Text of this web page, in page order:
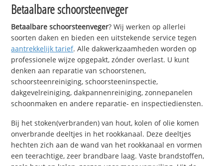
Betaalbare schoorsteenveger
Betaalbare schoorsteenveger? Wij werken op allerlei
soorten daken en bieden een uitstekende service tegen
aantrekkelijk tarief. Alle dakwerkzaamheden worden op
professionele wijze opgepakt, zónder overlast. U kunt
denken aan reparatie van schoorstenen,
schoorsteenreiniging, schoorsteeninspectie,
dakgevelreiniging, dakpannenreiniging, zonnepanelen
schoonmaken en andere reparatie- en inspectiediensten.
Bij het stoken(verbranden) van hout, kolen of olie komen
onverbrande deeltjes in het rookkanaal. Deze deeltjes
hechten zich aan de wand van het rookkanaal en vormen
een teerachtige, zeer brandbare laag. Vaste brandstoffen,